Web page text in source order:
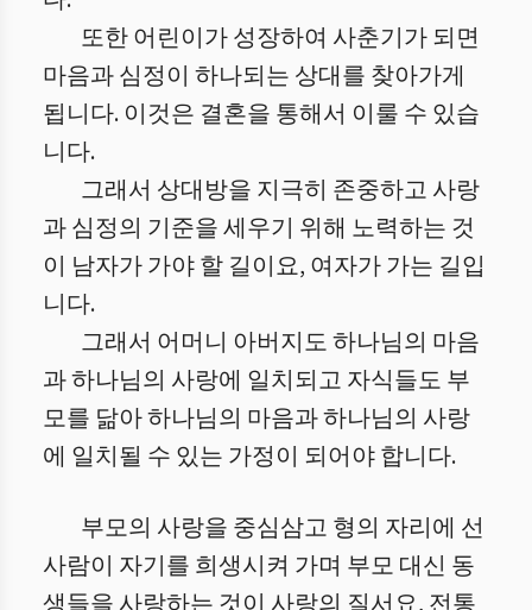
또한 어린이가 성장하여 사춘기가 되면
마음과 심정이 하나되는 상대를 찾아가게
됩니다. 이것은 결혼을 통해서 이룰 수 있습
니다.
그래서 상대방을 지극히 존중하고 사랑
과 심정의 기준을 세우기 위해 노력하는 것
이 남자가 가야 할 길이요, 여자가 가는 길입
니다.
그래서 어머니 아버지도 하나님의 마음
과 하나님의 사랑에 일치되고 자식들도 부
모를 닮아 하나님의 마음과 하나님의 사랑
에 일치될 수 있는 가정이 되어야 합니다.
부모의 사랑을 중심삼고 형의 자리에 선
사람이 자기를 희생시켜 가며 부모 대신 동